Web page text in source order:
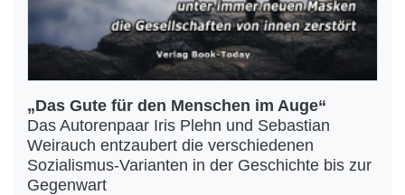
„Das Gute für den Menschen im Auge“
Das Autorenpaar Iris Plehn und Sebastian
Weirauch entzaubert die verschiedenen
Sozialismus-Varianten in der Geschichte bis zur
Gegenwart